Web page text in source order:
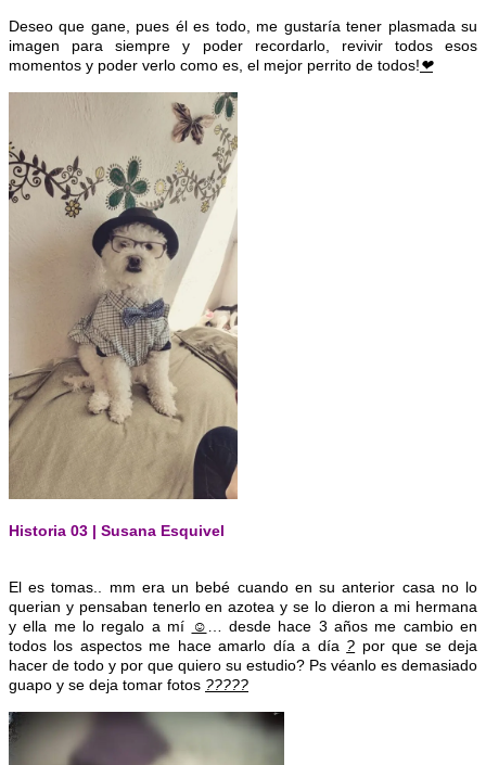
Deseo que gane, pues él es todo, me gustaría tener plasmada su
imagen para siempre y poder recordarlo, revivir todos esos
momentos y poder verlo como es, el mejor perrito de todos!❤
Historia 03 | Susana Esquivel
El es tomas.. mm era un bebé cuando en su anterior casa no lo
querian y pensaban tenerlo en azotea y se lo dieron a mi hermana
y ella me lo regalo a mí
☺ … desde hace 3 años me cambio en
todos los aspectos me hace amarlo día a día ? por que se deja
hacer de todo y por que quiero su estudio? Ps véanlo es demasiado
guapo y se deja tomar fotos ?????